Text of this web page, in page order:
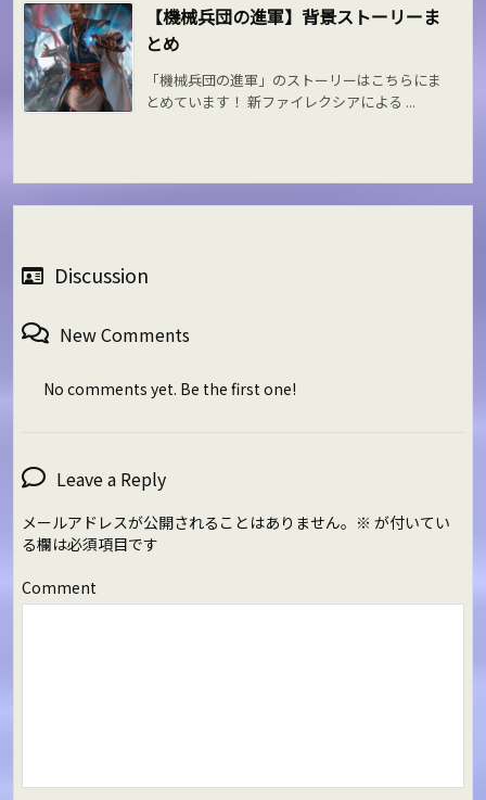
【機械兵団の進軍】背景ストーリーま
とめ
「機械兵団の進軍」のストーリーはこちらにま
とめています！ 新ファイレクシアによる ...
Discussion
New Comments
No comments yet. Be the first one!
Leave a Reply
メールアドレスが公開されることはありません。 ※ が付いてい
る欄は必須項目です
Comment